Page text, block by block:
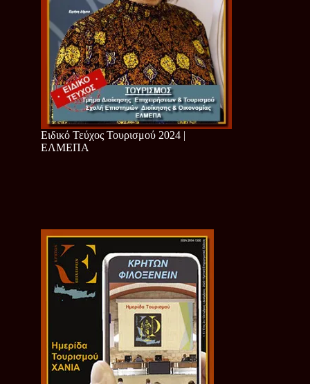
Ειδικό Τεύχος Τουρισμού 2024 |
ΕΛΜΕΠΑ